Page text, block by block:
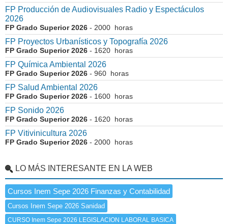
FP Producción de Audiovisuales Radio y Espectáculos
2026
FP Grado Superior 2026 - 2000 horas
FP Proyectos Urbanísticos y Topografía 2026
FP Grado Superior 2026 - 1620 horas
FP Química Ambiental 2026
FP Grado Superior 2026 - 960 horas
FP Salud Ambiental 2026
FP Grado Superior 2026 - 1600 horas
FP Sonido 2026
FP Grado Superior 2026 - 1620 horas
FP Vitivinicultura 2026
FP Grado Superior 2026 - 2000 horas
LO MÁS INTERESANTE EN LA WEB
Cursos Inem Sepe 2026 Finanzas y Contabilidad
Cursos Inem Sepe 2026 Sanidad
CURSO Inem Sepe 2026 LEGISLACION LABORAL BASICA